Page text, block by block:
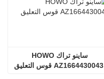
AZ1664430043 قوس التعليق